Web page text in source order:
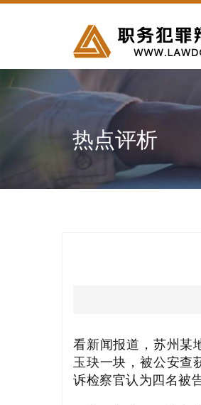
热点评析
看新闻报道，苏州某
玉玦一块，被公安查
诉检察官认为四名被